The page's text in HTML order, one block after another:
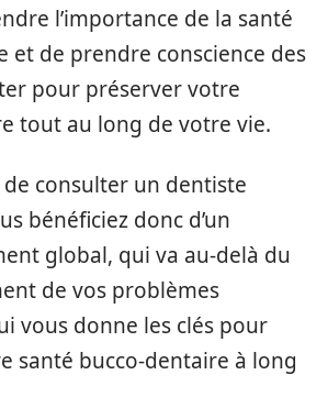
l’importance de la santé
et de prendre conscience des
pour préserver votre
tout au long de votre vie.
de consulter un dentiste
bénéficiez donc d’un
global, qui va au-delà du
de vos problèmes
vous donne les clés pour
santé bucco-dentaire à long